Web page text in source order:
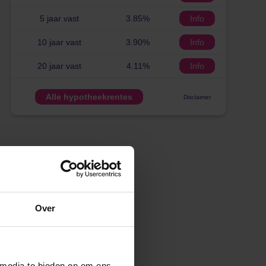
Over
5 jaar vast 3.85% Info
10 jaar vast 3.90% Info
20 jaar vast 4.11% Info
Alle hypotheekrentes Disclaimer